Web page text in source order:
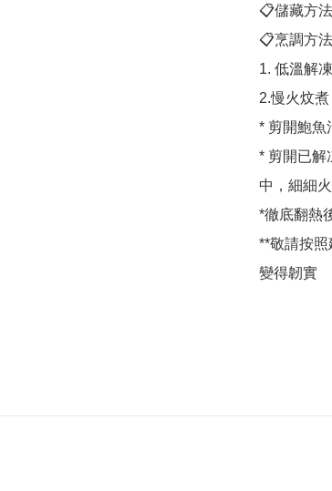
📋儲藏方
📋烹調方
1. 低溫解
2.慢火炆煮
* 剪開鮑魚
* 剪開已解
中，細細
*徹底翻熱
**敬請按
變得韌實